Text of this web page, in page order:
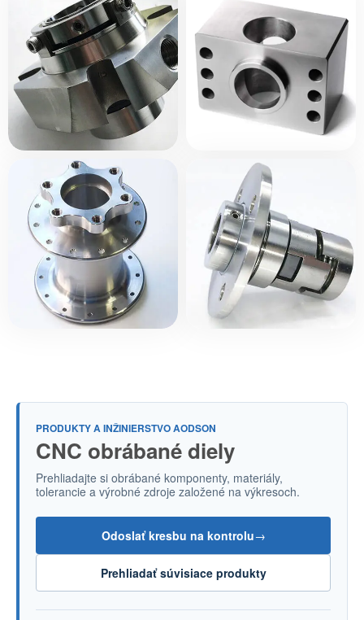
PRODUKTY A INŽINIERSTVO AODSON
CNC obrábané diely
Prehliadajte si obrábané komponenty, materiály,
tolerancie a výrobné zdroje založené na výkresoch.
Odoslať kresbu na kontrolu→
Prehliadať súvisiace produkty